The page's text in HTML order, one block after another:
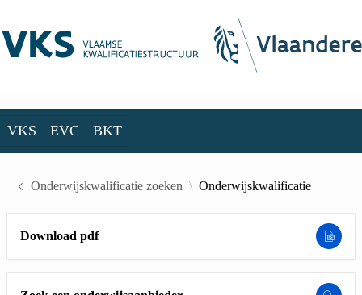
VKS EVC BKT
Onderwijskwalificatie zoeken Onderwijskwalificatie
Download pdf